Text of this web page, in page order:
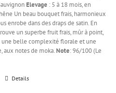
Elevage : 5 à 18 mois, en
Un beau bouquet frais, harmonieux
enrobe dans des draps de satin. En
un superbe fruit frais, mûr à point,
une belle complexité florale et une
aux notes de moka.Note: 96/100 (Le
Details